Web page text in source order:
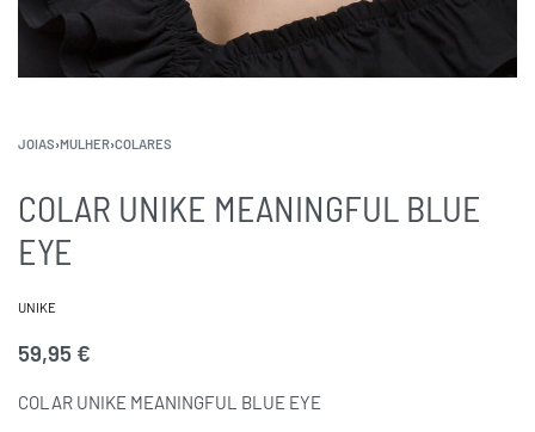
JOIAS›MULHER›COLARES
COLAR UNIKE MEANINGFUL BLUE
EYE
UNIKE
59,95 €
COLAR UNIKE MEANINGFUL BLUE EYE